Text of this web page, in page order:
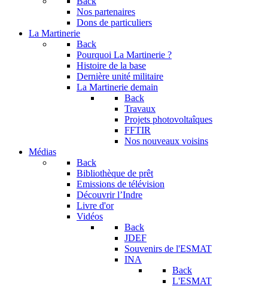
Nos partenaires
Dons de particuliers
La Martinerie
Back
Pourquoi La Martinerie ?
Histoire de la base
Dernière unité militaire
La Martinerie demain
Back
Travaux
Projets photovoltaîques
FFTIR
Nos nouveaux voisins
Médias
Back
Bibliothèque de prêt
Emissions de télévision
Découvrir l’Indre
Livre d'or
Vidéos
Back
JDEF
Souvenirs de l'ESMAT
INA
Back
L'ESMAT